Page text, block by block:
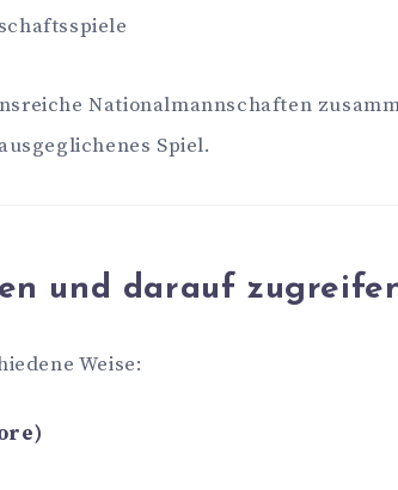
Nationalmannschaften
Spiel.
und darauf
Weise: